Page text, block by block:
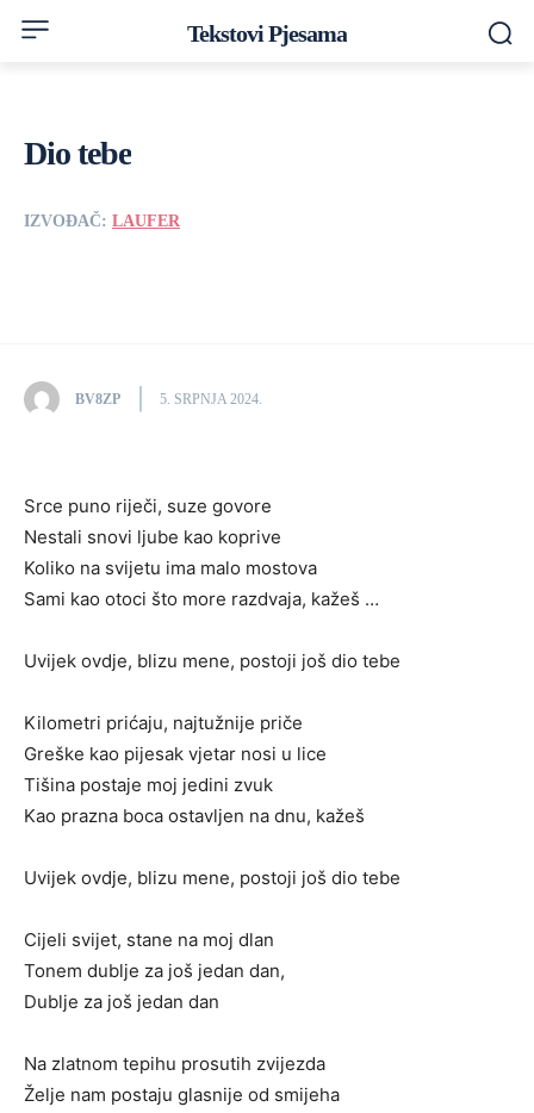
Tekstovi Pjesama
Dio tebe
IZVOĐAČ: LAUFER
BV8ZP 5. SRPNJA 2024.
Srce puno riječi, suze govore
Nestali snovi ljube kao koprive
Koliko na svijetu ima malo mostova
Sami kao otoci što more razdvaja, kažeš …
Uvijek ovdje, blizu mene, postoji još dio tebe
Kilometri prićaju, najtužnije priče
Greške kao pijesak vjetar nosi u lice
Tišina postaje moj jedini zvuk
Kao prazna boca ostavljen na dnu, kažeš
Uvijek ovdje, blizu mene, postoji još dio tebe
Cijeli svijet, stane na moj dlan
Tonem dublje za još jedan dan,
Dublje za još jedan dan
Na zlatnom tepihu prosutih zvijezda
Želje nam postaju glasnije od smijeha